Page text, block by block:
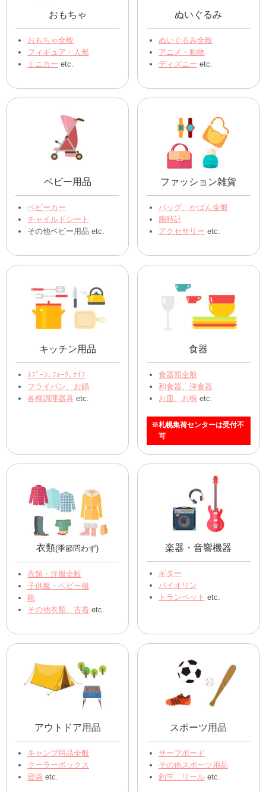
おもちゃ
おもちゃ全般
フィギュア・人形
ミニカー etc.
ぬいぐるみ
ぬいぐるみ全般
アニメ・動物
ディズニー etc.
ベビー用品
ベビーカー
チャイルドシート
その他ベビー用品 etc.
ファッション雑貨
バッグ、かばん全般
腕時計
アクセサリー etc.
キッチン用品
ｽﾌﾟｰﾝ､ﾌｫｰｸ､ﾅｲﾌ
フライパン、お鍋
各種調理器具 etc.
食器
食器類全般
和食器、洋食器
お皿、お椀etc.
※札幌集荷センターは受付不
可
衣類(季節問わず)
衣類・洋服全般
子供服・ベビー服
靴
その他衣類、古着 etc.
楽器・音響機器
ギター
バイオリン
トランペット etc.
アウトドア用品
キャンプ用品全般
クーラーボックス
寝袋 etc.
スポーツ用品
サーフボード
その他スポーツ用品
釣竿、リールetc.